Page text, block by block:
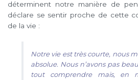
déterminent notre manière de
déclare se sentir proche de cette
de la vie :
Notre vie est très courte, nous
absolue. Nous n’avons pas
tout comprendre mais, en